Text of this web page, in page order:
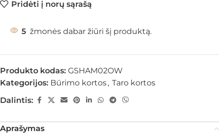
Pridėti į norų sąrašą
5 žmonės dabar žiūri šį produktą.
Produkto kodas: GSHAM02OW
Kategorijos: Būrimo kortos, Taro kortos
Dalintis:
Aprašymas